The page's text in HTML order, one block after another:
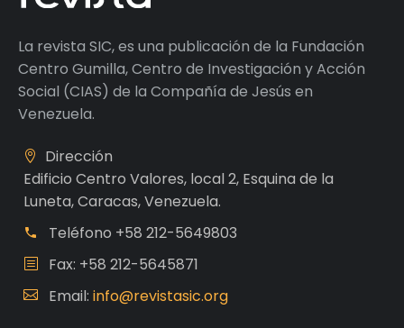
La revista SIC, es una publicación de la Fundación
Centro Gumilla, Centro de Investigación y Acción
Social (CIAS) de la Compañía de Jesús en
Venezuela.
Dirección
Edificio Centro Valores, local 2, Esquina de la
Luneta, Caracas, Venezuela.
Teléfono +58 212-5649803
Fax: +58 212-5645871
Email: info@revistasic.org